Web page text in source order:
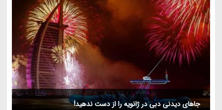
جاهای دیدنی دبی در ژانویه را از دست ندهید!